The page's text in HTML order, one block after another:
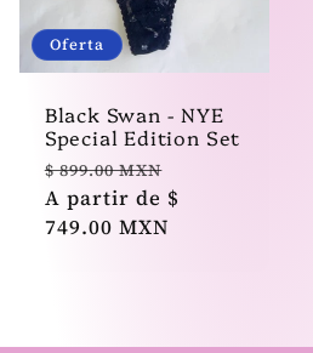
Oferta
Black Swan - NYE
Special Edition Set
Precio
habitual
$ 899.00 MXN
de
A partir de $
749.00 MXN